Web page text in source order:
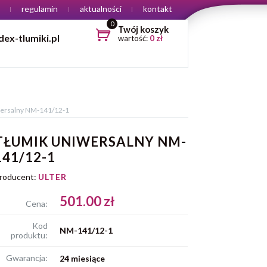
tlumiki.pl
0
Twój koszyk
wartość: 0zł
regulamin aktualności kontakt
NM-141/12-1
UNIWERSALNY NM-
12-1
ULTER
Cena: 501.00 zł
Kod
produktu:
NM-141/12-1
Gwarancja: 24 miesiące